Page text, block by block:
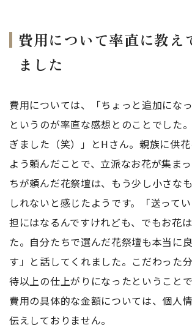
費用について率直に教え
ました
費用については、「ちょっと追加になっ
というのが率直な感想とのことでした
ぎました（笑）」とHさん。親族に供
よう頼んだことで、立派なお花が集ま
ちが頼んだ花祭壇は、もう少し小さな
しれないと感じたようです。「送って
担にはなるんですけれども、でもお花
た。自分たちで選んだ花祭壇も本当に
す」と話してくれました。こだわった
待以上の仕上がりになったということで
費用の具体的な金額については、個人
伝えしておりません。